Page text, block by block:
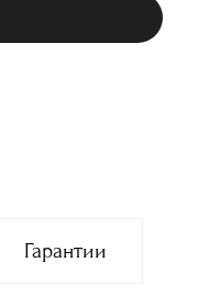
Гарантии